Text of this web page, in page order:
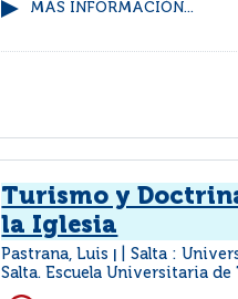
MÁS INFORMACIÓN...
Turismo y
la Iglesia
Pastrana, Luis
Salta :
Salta. Escuela Universitaria de